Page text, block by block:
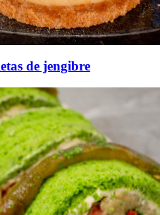
de jengibre